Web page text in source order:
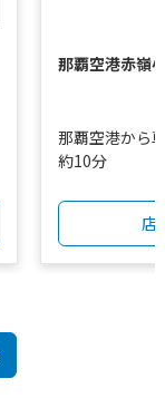
那覇空港赤嶺
那覇空港から
約10分
店